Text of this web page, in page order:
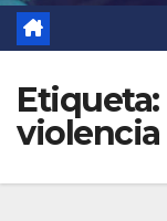
Etiqueta:
violencia